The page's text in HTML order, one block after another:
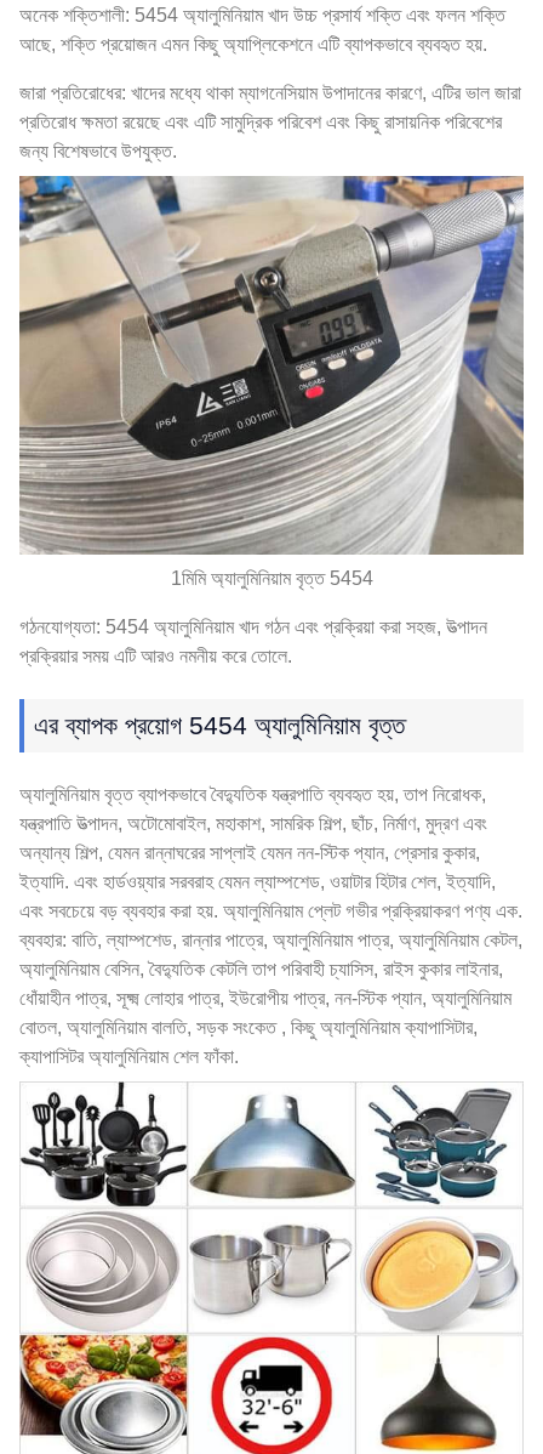
অনেক শক্তিশালী: 5454 অ্যালুমিনিয়াম খাদ উচ্চ প্রসার্য শক্তি এবং ফলন শক্তি
আছে, শক্তি প্রয়োজন এমন কিছু অ্যাপ্লিকেশনে এটি ব্যাপকভাবে ব্যবহৃত হয়.
জারা প্রতিরোধের: খাদের মধ্যে থাকা ম্যাগনেসিয়াম উপাদানের কারণে, এটির ভাল জারা
প্রতিরোধ ক্ষমতা রয়েছে এবং এটি সামুদ্রিক পরিবেশ এবং কিছু রাসায়নিক পরিবেশের
জন্য বিশেষভাবে উপযুক্ত.
1মিমি অ্যালুমিনিয়াম বৃত্ত 5454
গঠনযোগ্যতা: 5454 অ্যালুমিনিয়াম খাদ গঠন এবং প্রক্রিয়া করা সহজ, উত্পাদন
প্রক্রিয়ার সময় এটি আরও নমনীয় করে তোলে.
এর ব্যাপক প্রয়োগ 5454 অ্যালুমিনিয়াম বৃত্ত
অ্যালুমিনিয়াম বৃত্ত ব্যাপকভাবে বৈদ্যুতিক যন্ত্রপাতি ব্যবহৃত হয়, তাপ নিরোধক,
যন্ত্রপাতি উত্পাদন, অটোমোবাইল, মহাকাশ, সামরিক শিল্প, ছাঁচ, নির্মাণ, মুদ্রণ এবং
অন্যান্য শিল্প, যেমন রান্নাঘরের সাপ্লাই যেমন নন-স্টিক প্যান, প্রেসার কুকার,
ইত্যাদি. এবং হার্ডওয়্যার সরবরাহ যেমন ল্যাম্পশেড, ওয়াটার হিটার শেল, ইত্যাদি,
এবং সবচেয়ে বড় ব্যবহার করা হয়. অ্যালুমিনিয়াম প্লেট গভীর প্রক্রিয়াকরণ পণ্য এক.
ব্যবহার: বাতি, ল্যাম্পশেড, রান্নার পাত্রে, অ্যালুমিনিয়াম পাত্র, অ্যালুমিনিয়াম কেটল,
অ্যালুমিনিয়াম বেসিন, বৈদ্যুতিক কেটলি তাপ পরিবাহী চ্যাসিস, রাইস কুকার লাইনার,
ধোঁয়াহীন পাত্র, সূক্ষ্ম লোহার পাত্র, ইউরোপীয় পাত্র, নন-স্টিক প্যান, অ্যালুমিনিয়াম
বোতল, অ্যালুমিনিয়াম বালতি, সড়ক সংকেত , কিছু অ্যালুমিনিয়াম ক্যাপাসিটার,
ক্যাপাসিটর অ্যালুমিনিয়াম শেল ফাঁকা.